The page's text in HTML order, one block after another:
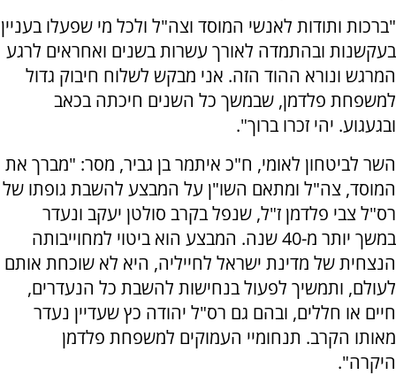
"ברכות ותודות לאנשי המוסד וצה"ל ולכל מי שפעלו בעניין
בעקשנות ובהתמדה לאורך עשרות בשנים ואחראים לרגע
המרגש ונורא ההוד הזה. אני מבקש לשלוח חיבוק גדול
למשפחת פלדמן, שבמשך כל השנים חיכתה בכאב
ובגעגוע. יהי זכרו ברוך".
השר לביטחון לאומי, ח"כ איתמר בן גביר, מסר: "מברך את
המוסד, צה"ל ומתאם השו"ן על המבצע להשבת גופתו של
רס"ל צבי פלדמן ז"ל, שנפל בקרב סולטן יעקב ונעדר
במשך יותר מ-40 שנה. המבצע הוא ביטוי למחוייבותה
הנצחית של מדינת ישראל לחייליה, היא לא שוכחת אותם
לעולם, ותמשיך לפעול בנחישות להשבת כל הנעדרים,
חיים או חללים, ובהם גם רס"ל יהודה כץ שעדיין נעדר
מאותו הקרב. תנחומיי העמוקים למשפחת פלדמן
היקרה".